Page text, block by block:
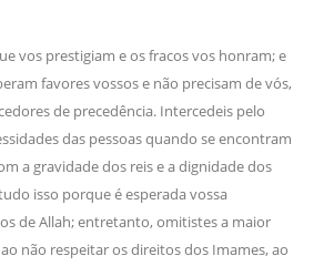
vos prestigiam e os fracos vos honram; e
favores vossos e não precisam de vós,
de precedência. Intercedeis pelo
das pessoas quando se encontram
a gravidade dos reis e a dignidade dos
isso porque é esperada vossa
de Allah; entretanto, omitistes a maior
não respeitar os direitos dos Imames, ao